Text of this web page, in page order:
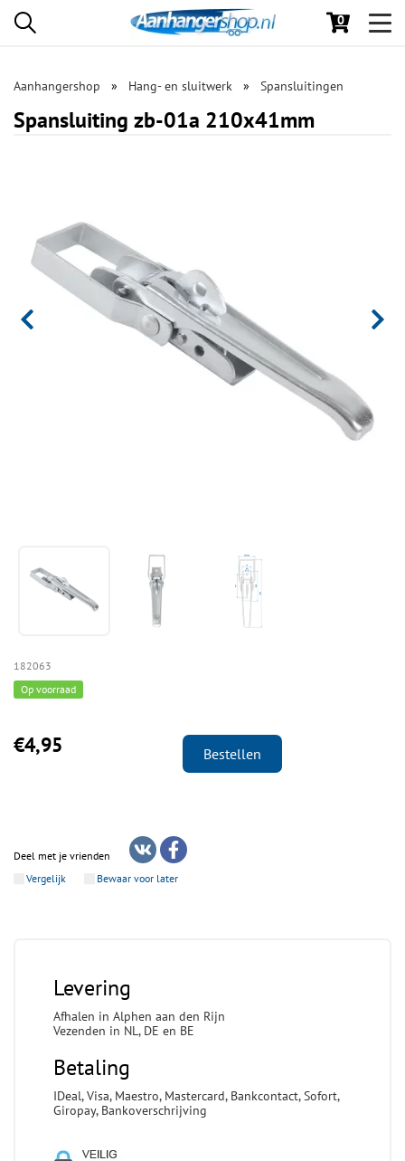
0
Aanhangershop Hang- en sluitwerk Spansluitingen
Spansluiting zb-01a 210x41mm
182063
Op voorraad
€4,95 Bestellen
Deel met je vrienden
Vergelijk
Bewaar voor later
Levering
Afhalen in Alphen aan den Rijn
Vezenden in NL, DE en BE
Betaling
IDeal, Visa, Maestro, Mastercard, Bankcontact, Sofort,
Giropay, Bankoverschrijving